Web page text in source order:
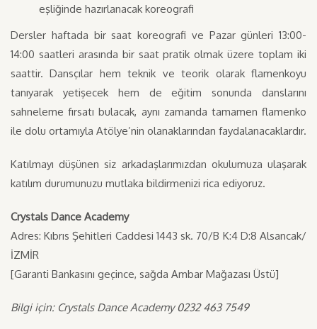
eşliğinde hazırlanacak koreografi
Dersler haftada bir saat koreografi ve Pazar günleri 13:00-
14:00 saatleri arasında bir saat pratik olmak üzere toplam iki
saattir. Dansçılar hem teknik ve teorik olarak flamenkoyu
tanıyarak yetişecek hem de eğitim sonunda danslarını
sahneleme fırsatı bulacak, aynı zamanda tamamen flamenko
ile dolu ortamıyla Atölye’nin olanaklarından faydalanacaklardır.
Katılmayı düşünen siz arkadaşlarımızdan okulumuza ulaşarak
katılım durumunuzu mutlaka bildirmenizi rica ediyoruz.
Crystals Dance Academy
Adres: Kıbrıs Şehitleri Caddesi 1443 sk. 70/B K:4 D:8 Alsancak/
İZMİR
[Garanti Bankasını geçince, sağda Ambar Mağazası Üstü]
Bilgi için: Crystals Dance Academy 0232 463 7549